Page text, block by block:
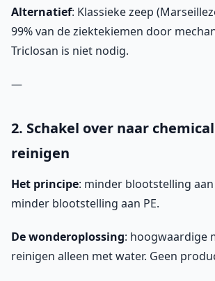
Alternatief: Klassieke zeep
99% van de ziektekiemen door
Triclosan is niet nodig.
—
2. Schakel over naar
reinigen
Het principe: minder blootstelling
minder blootstelling aan PE.
De wonderoplossing: hoogwaardige
reinigen alleen met water. Geen